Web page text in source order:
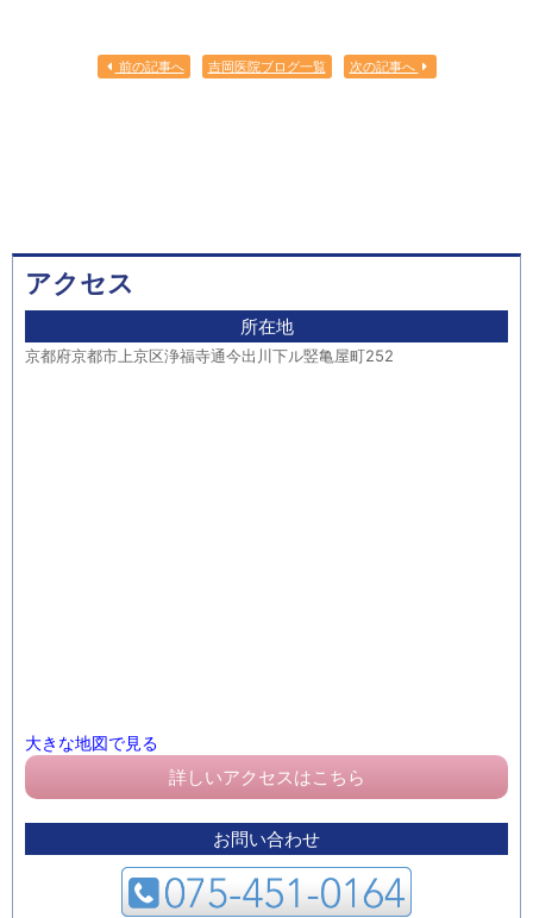
前の記事へ 吉岡医院ブログ一覧 次の記事へ
アクセス
所在地
京都府京都市上京区浄福寺通今出川下ル竪亀屋町252
大きな地図で見る
詳しいアクセスはこちら
お問い合わせ